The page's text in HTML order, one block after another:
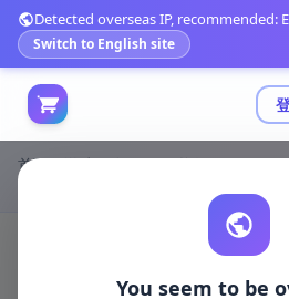
Detected overseas IP, recommended:
Switch to English site
You seem to be
首页 游戏开发 unity资源
Unity